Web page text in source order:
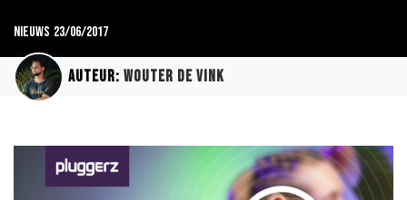
Nieuws 23/06/2017
Auteur: Wouter de Vink